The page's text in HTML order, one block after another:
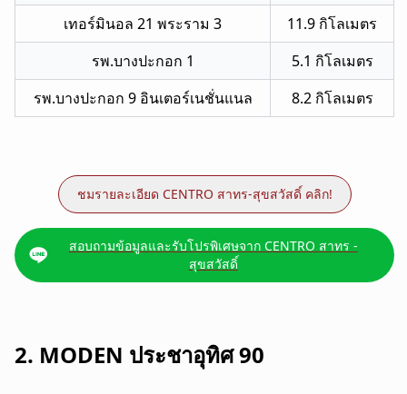
เทอร์มินอล 21 พระราม 3
11.9 กิโลเมตร
รพ.บางปะกอก 1
5.1 กิโลเมตร
รพ.บางปะกอก 9 อินเตอร์เนชั่นแนล
8.2 กิโลเมตร
ชมรายละเอียด CENTRO สาทร-สุขสวัสดิ์ คลิก!
สอบถามข้อมูลและรับโปรพิเศษจาก CENTRO สาทร -
สุขสวัสดิ์
2. MODEN ประชาอุทิศ 90